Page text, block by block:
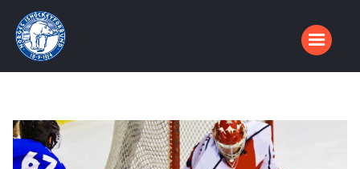
NYHETER
LARVIK BANDY
OM OSS